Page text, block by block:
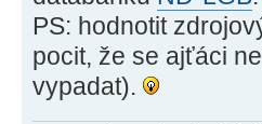
PS: hodnotit
pocit, že se ajťáci
vypadat).